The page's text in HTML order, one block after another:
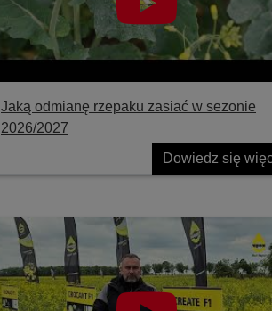
Jaką odmianę rzepaku zasiać w sezonie
2026/2027
Dowiedz się